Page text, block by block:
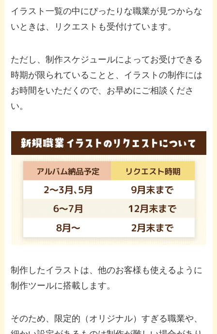
イラスト一覧の中にぴったりな職業が見つからな
いときは、リクエストも受付けています。
ただし、制作スケジュールによってお受けできる
時期が限られていることと、イラストの制作には
お時間をいただくので、お早めにご相談くださ
い。
制作したイラストは、他のお客様も使えるように
制作ツールに搭載します。
そのため、限定的（オリジナル）すぎる職業や、